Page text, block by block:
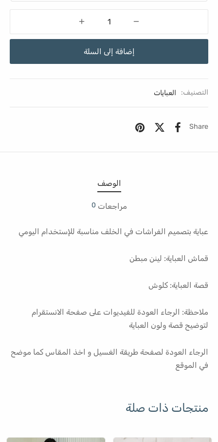
إضافة إلى السلة
التصنيف: العبايات
Share
الوصف
مراجعات 0
عباية بتصميم الفراشات في الخلف مناسبة للإستخدام اليومي
قماش العباية: لينن مبطن
قصة العباية: كلوش
ملاحظة: الرجاء العودة للفيديوات على صفحة الانستقرام
لتوضيح قصة ولون العباية
الرجاء العودة لصفحة طريقة الغسيل و اخذ المقاس كما موضح
في الموقع
منتجات ذات صلة